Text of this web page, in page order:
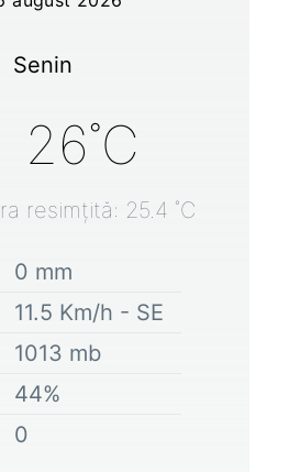
Senin
26˚C
resimțită: 25.4 ˚C
0 mm
11.5 Km/h - SE
1013 mb
44%
0